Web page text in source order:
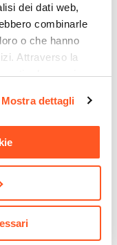
dei dati web,
combinarle
o che hanno
Attraverso la
le proprie
invita a leggere la
Mostra dettagli
SIFBC
scarico bidet con